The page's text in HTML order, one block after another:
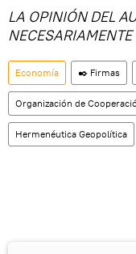
LA OPINIÓN DEL
Economía ✒️ Firmas
Organización de
Hermenéutica Geopolítica